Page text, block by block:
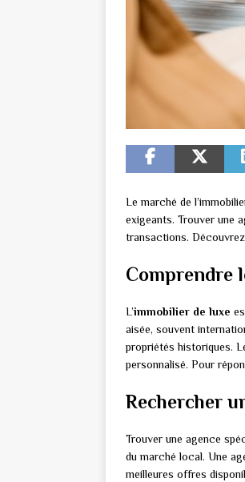
Le marché de
exigeants. Trouver une
transactions.
Comprendre
L’immobilier de luxe
aisée, souvent
propriétés historiques.
personnalisé. Pour
Rechercher
Trouver une agence
du marché local. Une
meilleures offres